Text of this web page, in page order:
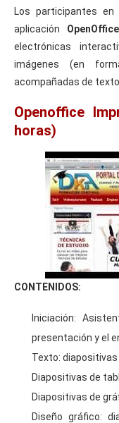
Los participantes
aplicación
electrónicas
imágenes (en
acompañadas de
Openoffice
horas)
CONTENIDOS:
Iniciación:
presentación y el
Texto:
Diapositivas de
Diapositivas de
Diseño gráfico: